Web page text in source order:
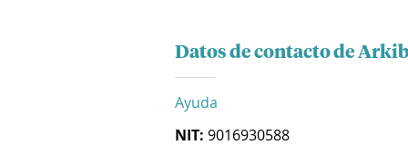
Datos de contacto de
Ayuda
NIT: 9016930588